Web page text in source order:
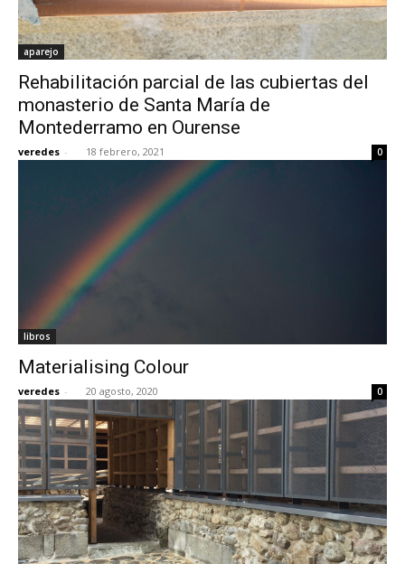
aparejo
Rehabilitación parcial de las cubiertas del
monasterio de Santa María de
Montederramo en Ourense
veredes - 18 febrero, 2021 0
libros
Materialising Colour
veredes - 20 agosto, 2020 0